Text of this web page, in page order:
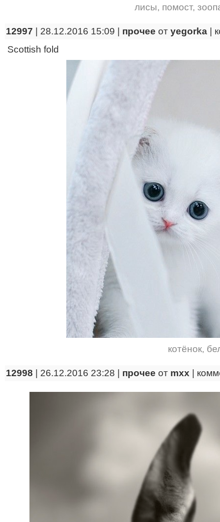
лисы, помост,
12997 | 28.12.2016 15:09 | прочее от yegorka
Scottish fold
котёнок,
12998 | 26.12.2016 23:28 | прочее от mxx